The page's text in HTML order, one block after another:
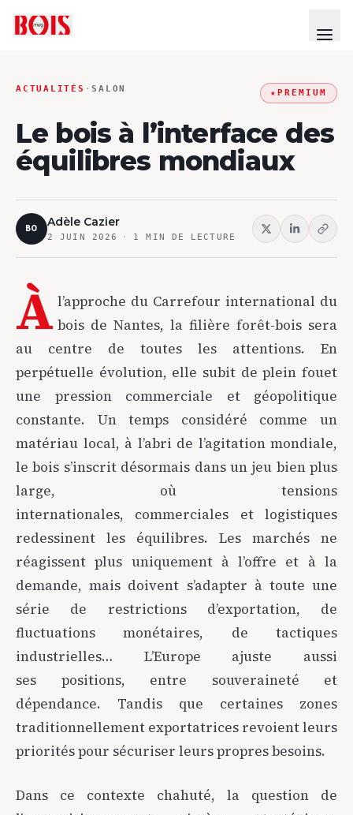
ACTUALITÉS ·SALON ★PREMIUM
Le bois à l’interface des
équilibres mondiaux
BO Adèle Cazier
2 JUIN 2026 · 1 MIN DE LECTURE
À l’approche du Carrefour international du
bois de Nantes, la filière forêt-bois sera
au centre de toutes les attentions. En
perpétuelle évolution, elle subit de plein fouet
une pression commerciale et géopolitique
constante. Un temps considéré comme un
matériau local, à l’abri de l’agitation mondiale,
le bois s’inscrit désormais dans un jeu bien plus
large, où tensions
internationales, commerciales et logistiques
redessinent les équilibres. Les marchés ne
réagissent plus uniquement à l’offre et à la
demande, mais doivent s’adapter à toute une
série de restrictions d’exportation, de
fluctuations monétaires, de tactiques
industrielles… L’Europe ajuste aussi
ses positions, entre souveraineté et
dépendance. Tandis que certaines zones
traditionnellement exportatrices revoient leurs
priorités pour sécuriser leurs propres besoins.
Dans ce contexte chahuté, la question de